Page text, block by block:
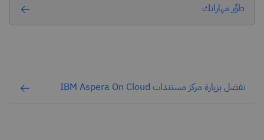
طوِّر مهاراتك
تفضل بزيارة مركز مستندات IBM Aspera On Cloud